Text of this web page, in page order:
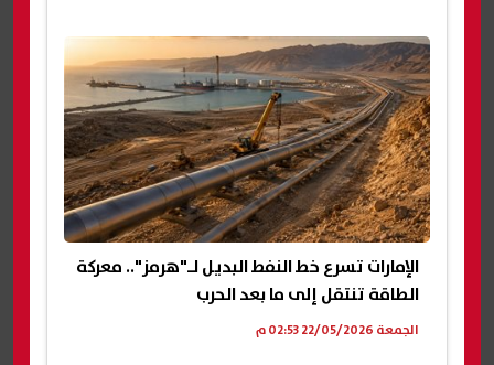
الإمارات تسرع خط النفط البديل لـ"هرمز".. معركة
الطاقة تنتقل إلى ما بعد الحرب
الجمعة 22/05/2026 02:53 م